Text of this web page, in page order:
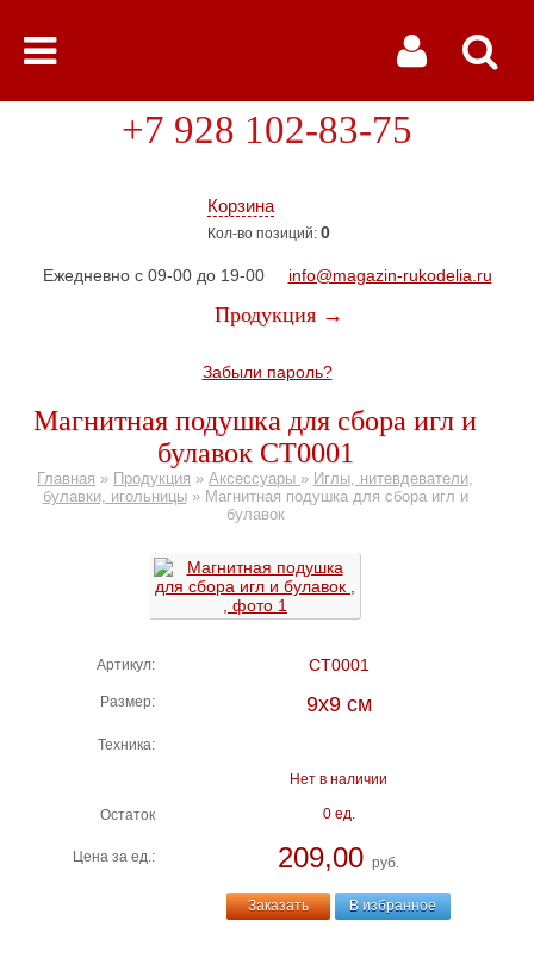
Корзина
Кол-во позиций: 0
+7 928 102-83-75
Ежедневно с 09-00 до 19-00 info@magazin-rukodelia.ru
Продукция →
Забыли пароль?
Магнитная подушка для сбора игл и
булавок СТ0001
Главная » Продукция » Аксессуары » Иглы, нитевдеватели,
булавки, игольницы» Магнитная подушка для сбора игл и
булавок
Артикул: СТ0001
Размер: 9х9 см
Техника:
Нет в наличии
Остаток 0 ед.
Цена за ед.: 209,00 руб.
Заказать В избранное